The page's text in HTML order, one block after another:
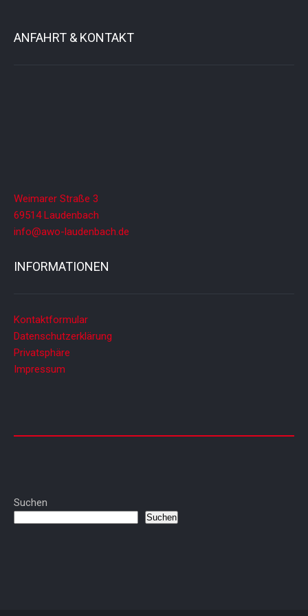
ANFAHRT & KONTAKT
Weimarer Straße 3
69514 Laudenbach
info@awo-laudenbach.de
INFORMATIONEN
Kontaktformular
Datenschutzerklärung
Privatsphäre
Impressum
Suchen
Suchen